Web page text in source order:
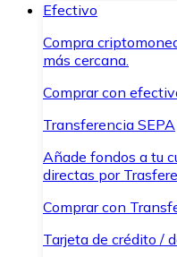
Efectivo
Compra
más cercana.
Comprar con
Transferencia SEPA
Añade fondos a tu
directas por
Comprar con
Tarjeta de crédito /